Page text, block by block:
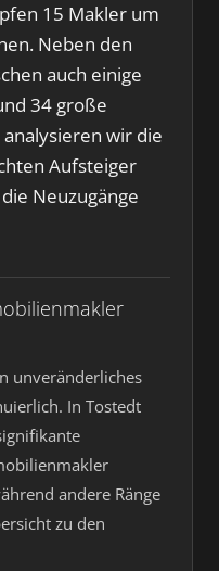
15 Makler um
Neben den
auch einige
34 große
wir die
Aufsteiger
Neuzugänge
unveränderliches
In Tostedt
andere Ränge
zu den